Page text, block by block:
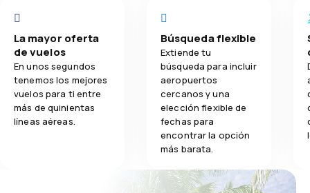
La mayor oferta
de vuelos
En unos segundos
tenemos los mejores
vuelos para ti entre
más de quinientas
líneas aéreas.
Búsqueda flexible
Extiende tu
búsqueda para incluir
aeropuertos
cercanos y una
elección flexible de
fechas para
encontrar la opción
más barata.